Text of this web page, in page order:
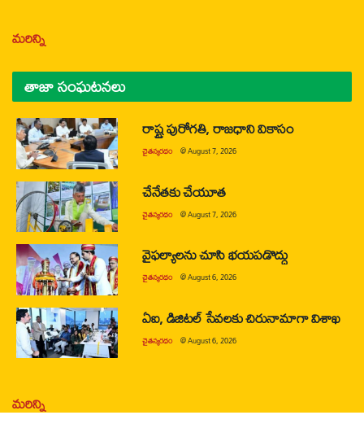
మరిన్ని
తాజా సంఘటనలు
రాష్ట్ర పురోగతి, రాజధాని వికాసం
చైతన్యరధం @August 7, 2026
చేనేతకు చేయూత
చైతన్యరధం @August 7, 2026
వైఫల్యాలను చూసి భయపడొద్దు
చైతన్యరధం @August 6, 2026
ఏఐ, డిజిటల్ సేవలకు చిరునామాగా విశాఖ
చైతన్యరధం @August 6, 2026
మరిన్ని